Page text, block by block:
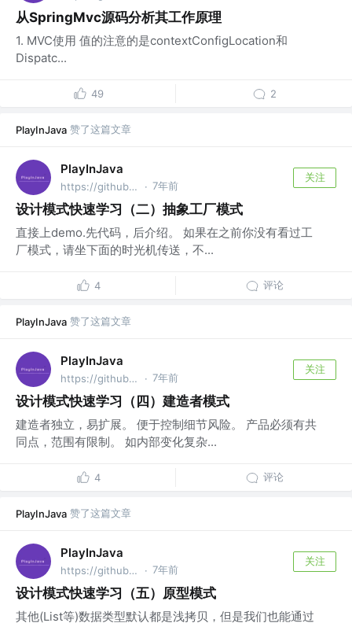
从SpringMvc源码分析其工作原理
1. MVC使用 值的注意的是contextConfigLocation和
Dispatc...
49 2
PlayInJava 赞了这篇文章
PlayInJava
https://github.com/fantj2016/java-reader @alibaba · 7年前
关注
设计模式快速学习（二）抽象工厂模式
直接上demo.先代码，后介绍。 如果在之前你没有看过工
厂模式，请坐下面的时光机传送，不...
4 评论
PlayInJava 赞了这篇文章
PlayInJava
https://github.com/fantj2016/java-reader @alibaba · 7年前
关注
设计模式快速学习（四）建造者模式
建造者独立，易扩展。 便于控制细节风险。 产品必须有共
同点，范围有限制。 如内部变化复杂...
4 评论
PlayInJava 赞了这篇文章
PlayInJava
https://github.com/fantj2016/java-reader @alibaba · 7年前
关注
设计模式快速学习（五）原型模式
其他(List等)数据类型默认都是浅拷贝，但是我们也能通过